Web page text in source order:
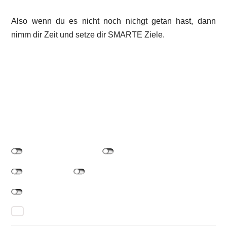
Also wenn du es nicht noch nichgt getan hast, dann
nimm dir Zeit und setze dir SMARTE Ziele.